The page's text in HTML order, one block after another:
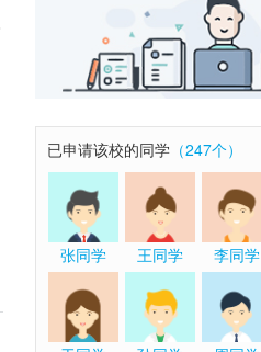
已申请该校的同学 （247个）
张同学 王同学 李同学